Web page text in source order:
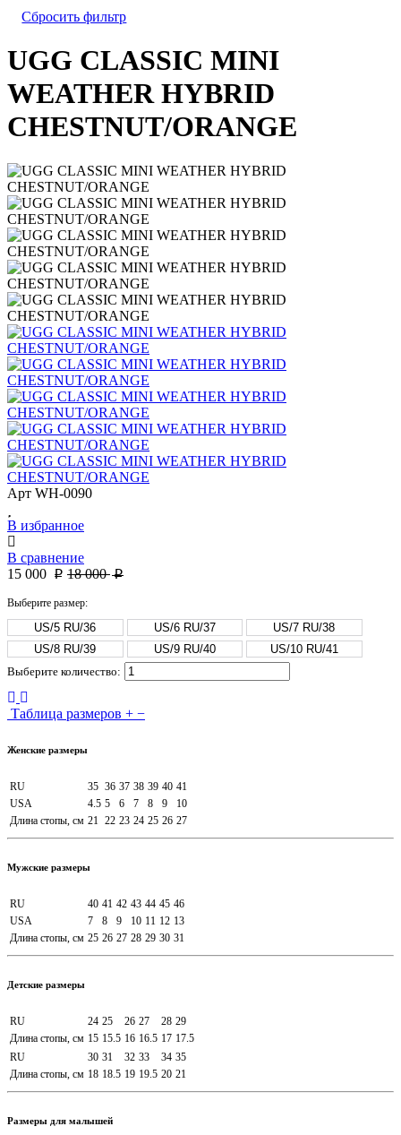
Сбросить фильтр
UGG CLASSIC MINI
WEATHER HYBRID
CHESTNUT/ORANGE
Арт WH-0090
В избранное
В сравнение
15 000 p 18 000 p
Выберите размер:
US/5 RU/36 US/6 RU/37
US/7 RU/38
US/8 RU/39
US/9 RU/40
US/10 RU/41
Выберите количество:
Таблица размеров + −
Женские размеры
RU 35 36 37 38 39 40 41
USA
4.5 5 6 7 8 9
10
Длина стопы, см 21 22 23 24 25 26 27
Мужские размеры
RU 40 41 42 43 44 45 46
USA
7 8 9 10 11 12 13
Длина стопы, см 25 26 27 28 29 30 31
Детские размеры
RU 24 25 26 27 28 29
Длина стопы, см 15 15.5 16 16.5 17 17.5
RU
30 31 32 33 34 35
Длина стопы, см 18 18.5 19 19.5 20 21
Размеры для малышей